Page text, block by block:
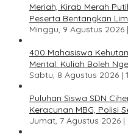
Meriah, Kirab Merah
Peserta Bentangkan
Minggu, 9 Agustus 2026
400 Mahasiswa
Mental: Kuliah Boleh
Sabtu, 8 Agustus 2026 |
Puluhan Siswa SDN
Keracunan MBG, Polisi
Jumat, 7 Agustus 2026 |